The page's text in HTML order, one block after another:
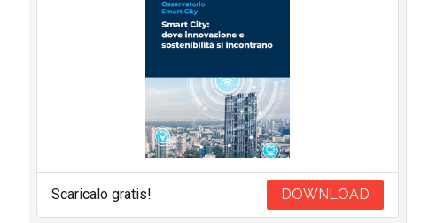
Scaricalo gratis! DOWNLOAD